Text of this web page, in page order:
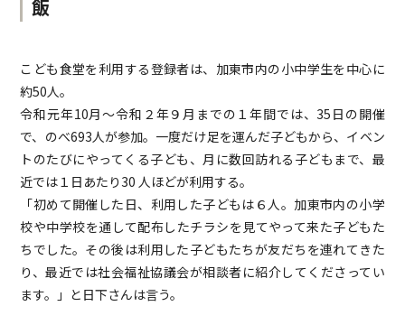
飯
こども食堂を利用する登録者は、加東市内の小中学生を中心に
約50人。
令和元年10月～令和２年９月までの１年間では、35日の開催
で、のべ693人が参加。一度だけ足を運んだ子どもから、イベン
トのたびにやってくる子ども、月に数回訪れる子どもまで、最
近では１日あたり30 人ほどが利用する。
「初めて開催した日、利用した子どもは６人。加東市内の小学
校や中学校を通して配布したチラシを見てやって来た子どもた
ちでした。その後は利用した子どもたちが友だちを連れてきた
り、最近では社会福祉協議会が相談者に紹介してくださってい
ます。」と日下さんは言う。